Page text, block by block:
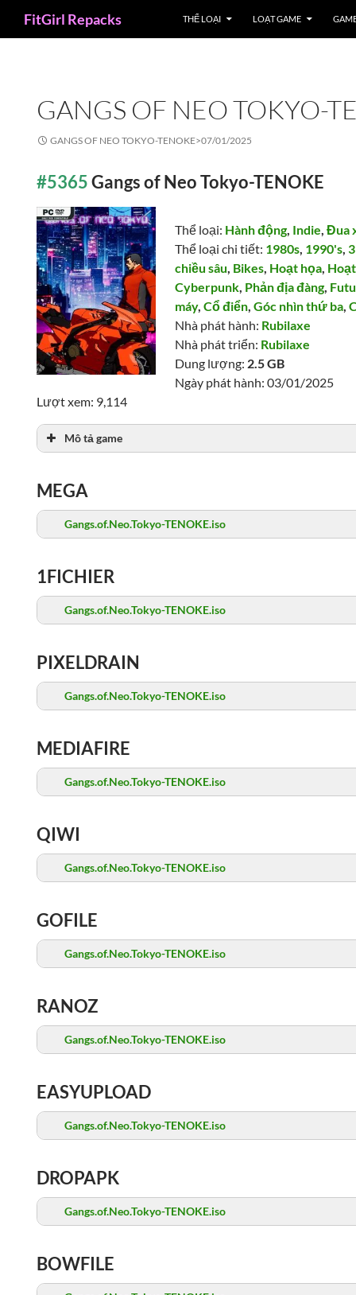
FitGirl Repacks THỂ LOẠI LOẠT GAME
GANGS OF NEO TOKYO-
GANGS OF NEO TOKYO-TENOKE>07/01/2025
#5365Gangs of Neo Tokyo-TENOKE
Thể loại: Hành động, Indie,Đua
Thể loại chi tiết: 1980s, 1990's,
chiều sâu, Bikes, Hoạt họa,
Cyberpunk, Phản địa đàng,
máy,Cổ điển,Góc nhìn thứ ba,
Nhà phát hành: Rubilaxe
Nhà phát triển: Rubilaxe
Dung lượng: 2.5 GB
Ngày phát hành: 03/01/2025
Lượt xem: 9,114
Mô tả game
MEGA
Gangs.of.Neo.Tokyo-TENOKE.iso
1FICHIER
Gangs.of.Neo.Tokyo-TENOKE.iso
PIXELDRAIN
Gangs.of.Neo.Tokyo-TENOKE.iso
MEDIAFIRE
Gangs.of.Neo.Tokyo-TENOKE.iso
QIWI
Gangs.of.Neo.Tokyo-TENOKE.iso
GOFILE
Gangs.of.Neo.Tokyo-TENOKE.iso
RANOZ
Gangs.of.Neo.Tokyo-TENOKE.iso
EASYUPLOAD
Gangs.of.Neo.Tokyo-TENOKE.iso
DROPAPK
Gangs.of.Neo.Tokyo-TENOKE.iso
BOWFILE